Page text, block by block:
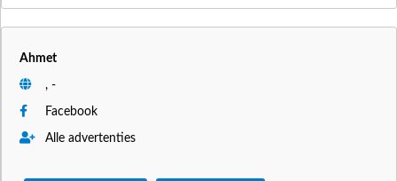
Ahmet
, -
Facebook
Alle advertenties